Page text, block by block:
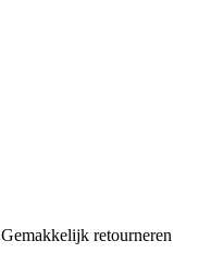
Gemakkelijk retourneren